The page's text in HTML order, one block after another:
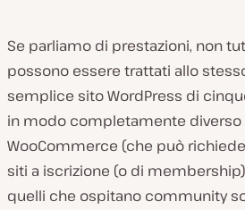
Se parliamo di prestazioni, non
possono essere trattati allo
semplice sito WordPress di
in modo completamente diverso
WooCommerce (che può
siti a iscrizione (o di
quelli che ospitano community